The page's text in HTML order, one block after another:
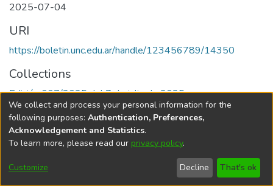
2025-07-04
URI
https://boletin.unc.edu.ar/handle/123456789/14350
Collections
Edición 007/2025 del 7 de julio de 2025
Universidad Nacional de Córdoba
We collect and process your personal information for the
following purposes: Authentication, Preferences,
Acknowledgement and Statistics.
To learn more, please read our privacy policy.
Customize Decline That's ok